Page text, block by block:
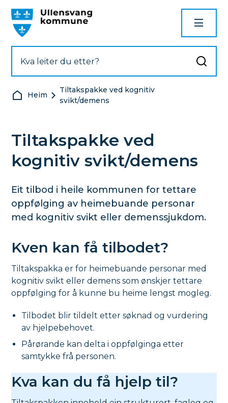
Du er her:
Heim
Tiltakspakke ved kognitiv
svikt/demens
Tiltakspakke ved
kognitiv svikt/demens
Eit tilbod i heile kommunen for tettare
oppfølging av heimebuande personar
med kognitiv svikt eller demenssjukdom.
Kven kan få tilbodet?
Tiltakspakka er for heimebuande personar med
kognitiv svikt eller demens som ønskjer tettare
oppfølging for å kunne bu heime lengst mogleg.
Tilbodet blir tildelt etter søknad og vurdering
av hjelpebehovet.
Pårørande kan delta i oppfølginga etter
samtykke frå personen.
Kva kan du få hjelp til?